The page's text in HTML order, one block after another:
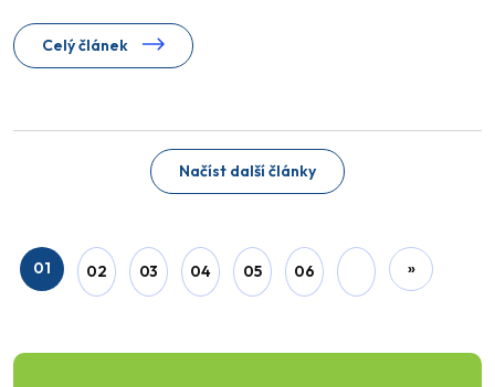
Celý článek
Načíst další články
01 02 03 04 05 06 »